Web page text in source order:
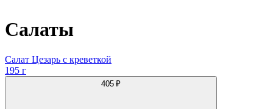
Салаты
Салат Цезарь с креветкой
195 г
405 ₽